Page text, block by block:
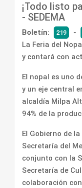
¡Todo listo
- SEDEMA
Boletín: 219 -
La Feria del
y contará con
El nopal es uno
y un eje central
alcaldía Milpa
94% de la
El Gobierno de
Secretaría del
conjunto con la
Secretaría de
colaboración